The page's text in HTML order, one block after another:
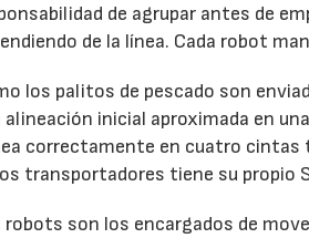
de agrupar antes de
de la línea. Cada robot
los palitos de pescado son
alineación inicial aproximada en
correctamente en cuatro cintas
transportadores tiene su propio
robots son los encargados de